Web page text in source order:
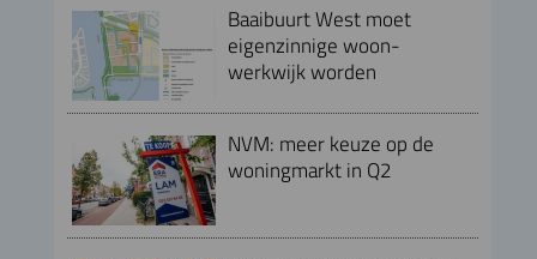
Baaibuurt West moet
eigenzinnige woon-
werkwijk worden
NVM: meer keuze op de
woningmarkt in Q2